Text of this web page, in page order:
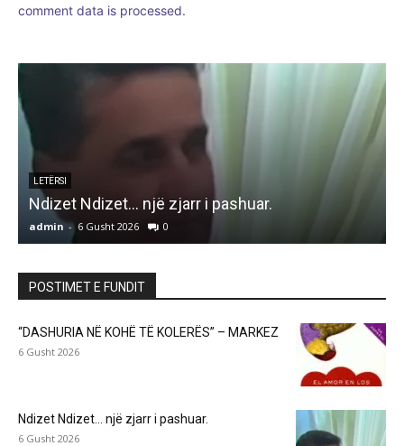
comment data is processed.
LETËRSI
Ndizet Ndizet… një zjarr i pashuar.
admin - 6 Gusht 2026 0
POSTIMET E FUNDIT
“DASHURIA NË KOHË TË KOLERËS” – MARKEZ
6 Gusht 2026
Ndizet Ndizet… një zjarr i pashuar.
6 Gusht 2026